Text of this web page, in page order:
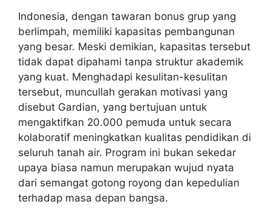
Indonesia, dengan tawaran bonus grup yang
berlimpah, memiliki kapasitas pembangunan
yang besar. Meski demikian, kapasitas tersebut
tidak dapat dipahami tanpa struktur akademik
yang kuat. Menghadapi kesulitan-kesulitan
tersebut, muncullah gerakan motivasi yang
disebut Gardian, yang bertujuan untuk
mengaktifkan 20.000 pemuda untuk secara
kolaboratif meningkatkan kualitas pendidikan di
seluruh tanah air. Program ini bukan sekedar
upaya biasa namun merupakan wujud nyata
dari semangat gotong royong dan kepedulian
terhadap masa depan bangsa.